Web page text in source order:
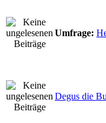
Umfrage:
Degus die